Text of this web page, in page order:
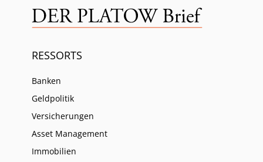
RESSORTS
Banken
Geldpolitik
Versicherungen
Asset Management
Immobilien